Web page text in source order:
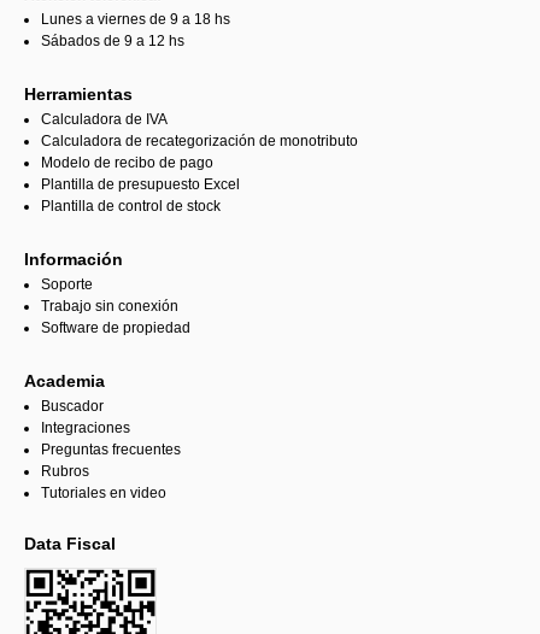
Lunes a viernes de 9 a 18 hs
Sábados de 9 a 12 hs
Herramientas
Calculadora de IVA
Calculadora de recategorización de monotributo
Modelo de recibo de pago
Plantilla de presupuesto Excel
Plantilla de control de stock
Información
Soporte
Trabajo sin conexión
Software de propiedad
Academia
Buscador
Integraciones
Preguntas frecuentes
Rubros
Tutoriales en video
Data Fiscal